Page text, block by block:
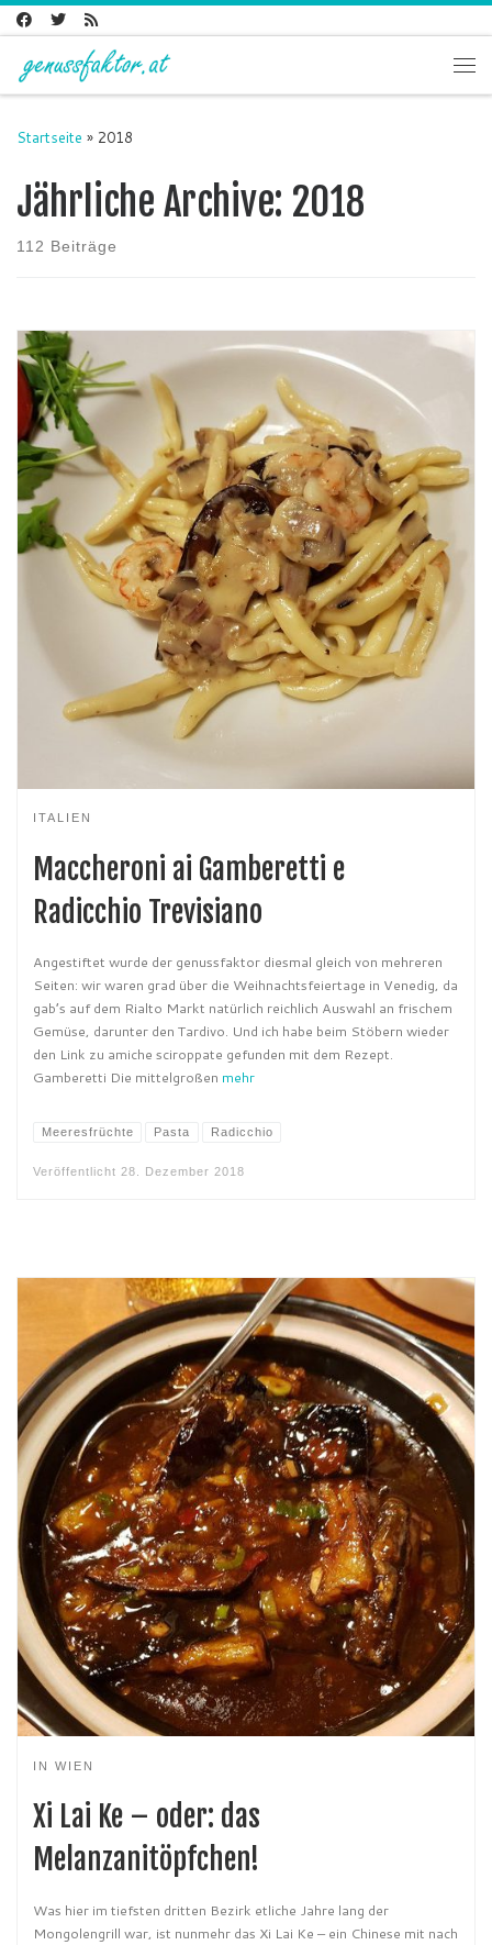
Zum Inhalt springen
Startseite » 2018
Jährliche Archive: 2018
112 Beiträge
ITALIEN
Maccheroni ai Gamberetti e
Radicchio Trevisiano
Angestiftet wurde der genussfaktor diesmal gleich von mehreren
Seiten: wir waren grad über die Weihnachtsfeiertage in Venedig, da
gab’s auf dem Rialto Markt natürlich reichlich Auswahl an frischem
Gemüse, darunter den Tardivo. Und ich habe beim Stöbern wieder
den Link zu amiche sciroppate gefunden mit dem Rezept.
Gamberetti Die mittelgroßen mehr
Meeresfrüchte Pasta Radicchio
Veröffentlicht 28. Dezember 2018
IN WIEN
Xi Lai Ke – oder: das
Melanzanitöpfchen!
Was hier im tiefsten dritten Bezirk etliche Jahre lang der
Mongolengrill war, ist nunmehr das Xi Lai Ke – ein Chinese mit nach